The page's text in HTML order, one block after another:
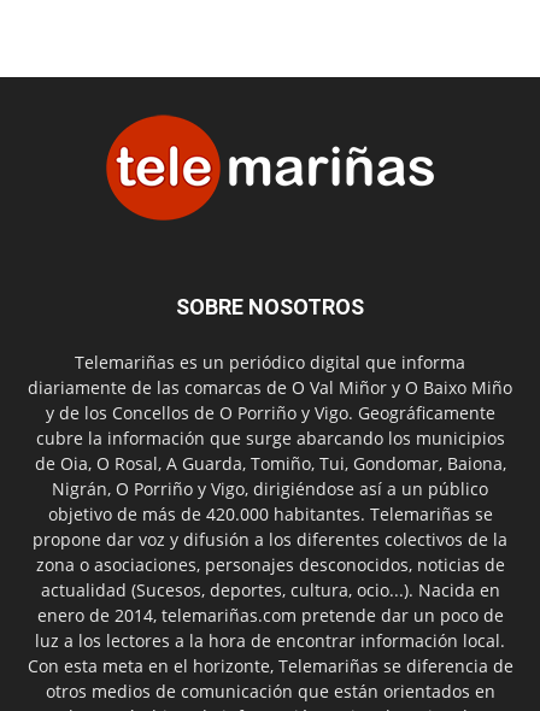
SOBRE NOSOTROS
Telemariñas es un periódico digital que informa
diariamente de las comarcas de O Val Miñor y O Baixo Miño
y de los Concellos de O Porriño y Vigo. Geográficamente
cubre la información que surge abarcando los municipios
de Oia, O Rosal, A Guarda, Tomiño, Tui, Gondomar, Baiona,
Nigrán, O Porriño y Vigo, dirigiéndose así a un público
objetivo de más de 420.000 habitantes. Telemariñas se
propone dar voz y difusión a los diferentes colectivos de la
zona o asociaciones, personajes desconocidos, noticias de
actualidad (Sucesos, deportes, cultura, ocio...). Nacida en
enero de 2014, telemariñas.com pretende dar un poco de
luz a los lectores a la hora de encontrar información local.
Con esta meta en el horizonte, Telemariñas se diferencia de
otros medios de comunicación que están orientados en